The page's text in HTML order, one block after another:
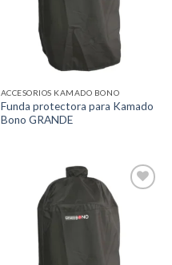
ACCESORIOS KAMADO BONO
Funda protectora para Kamado
Bono GRANDE